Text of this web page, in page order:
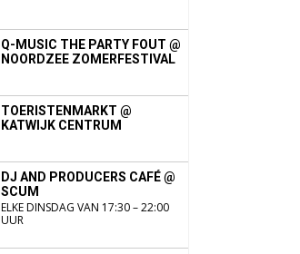
Q-MUSIC THE PARTY FOUT @
NOORDZEE ZOMERFESTIVAL
TOERISTENMARKT @
KATWIJK CENTRUM
DJ AND PRODUCERS CAFÉ @
SCUM
ELKE DINSDAG VAN 17:30 – 22:00
UUR